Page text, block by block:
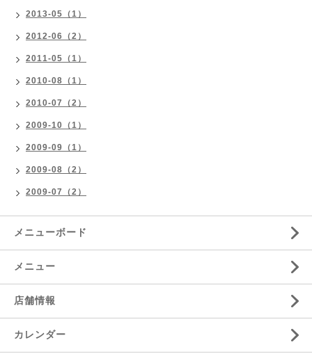
2013-05（1）
2012-06（2）
2011-05（1）
2010-08（1）
2010-07（2）
2009-10（1）
2009-09（1）
2009-08（2）
2009-07（2）
メニューボード
メニュー
店舗情報
カレンダー